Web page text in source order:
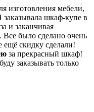
изготовления мебели,
шкаф-купе в
и заканчивая
было сделано очень
скидку сделали!
за прекрасный шкаф!
заказывать только